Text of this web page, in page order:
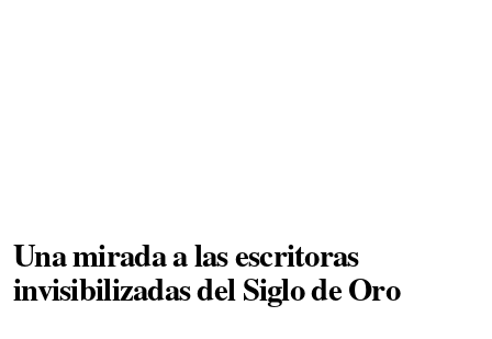
Una mirada a las escritoras
invisibilizadas del Siglo de Oro